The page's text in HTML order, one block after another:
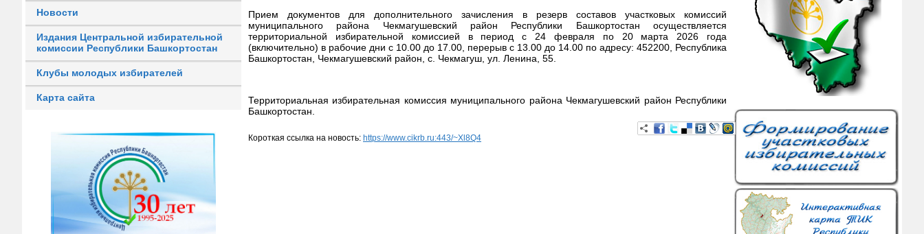
Новости
Издания Центральной избирательной
комиссии Республики Башкортостан
Клубы молодых избирателей
Карта сайта
Прием документов для дополнительного зачисления в резерв составов участковых комиссий
муниципального района Чекмагушевский район Республики Башкортостан осуществляется
территориальной избирательной комиссией в период с 24 февраля по 20 марта 2026 года
(включительно) в рабочие дни с 10.00 до 17.00, перерыв с 13.00 до 14.00 по адресу: 452200, Республика
Башкортостан, Чекмагушевский район, с. Чекмагуш, ул. Ленина, 55.
Территориальная избирательная комиссия муниципального района Чекмагушевский район Республики
Башкортостан.
Короткая ссылка на новость: https://www.cikrb.ru:443/~Xl8Q4